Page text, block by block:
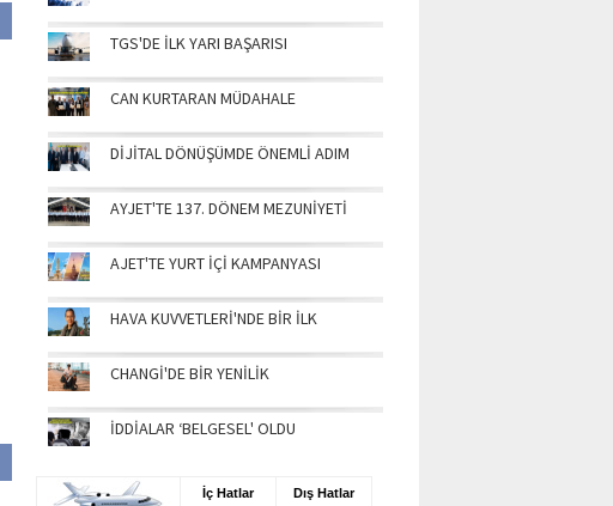
TGS'DE İLK YARI BAŞARISI
CAN KURTARAN MÜDAHALE
DİJİTAL DÖNÜŞÜMDE ÖNEMLİ ADIM
AYJET'TE 137. DÖNEM MEZUNİYETİ
AJET'TE YURT İÇİ KAMPANYASI
HAVA KUVVETLERİ'NDE BİR İLK
CHANGİ'DE BİR YENİLİK
İDDİALAR ‘BELGESEL' OLDU
İç Hatlar Dış Hatlar